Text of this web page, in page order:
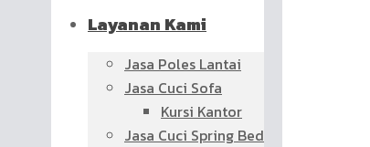
Layanan Kami
Jasa Poles Lantai
Jasa Cuci Sofa
Kursi Kantor
Jasa Cuci Spring Bed